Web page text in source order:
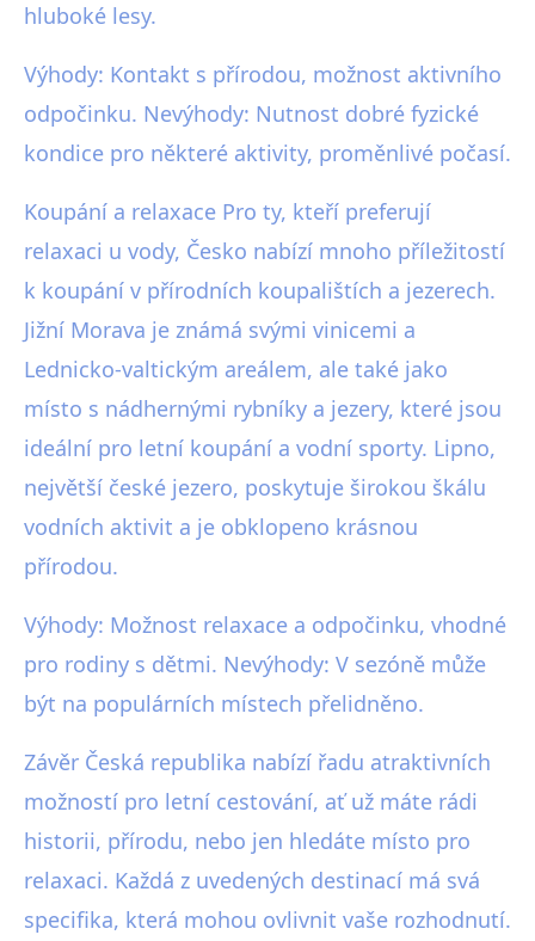
hluboké lesy.
Výhody: Kontakt s přírodou, možnost aktivního
odpočinku. Nevýhody: Nutnost dobré fyzické
kondice pro některé aktivity, proměnlivé počasí.
Koupání a relaxace Pro ty, kteří preferují
relaxaci u vody, Česko nabízí mnoho příležitostí
k koupání v přírodních koupalištích a jezerech.
Jižní Morava je známá svými vinicemi a
Lednicko-valtickým areálem, ale také jako
místo s nádhernými rybníky a jezery, které jsou
ideální pro letní koupání a vodní sporty. Lipno,
největší české jezero, poskytuje širokou škálu
vodních aktivit a je obklopeno krásnou
přírodou.
Výhody: Možnost relaxace a odpočinku, vhodné
pro rodiny s dětmi. Nevýhody: V sezóně může
být na populárních místech přelidněno.
Závěr Česká republika nabízí řadu atraktivních
možností pro letní cestování, ať už máte rádi
historii, přírodu, nebo jen hledáte místo pro
relaxaci. Každá z uvedených destinací má svá
specifika, která mohou ovlivnit vaše rozhodnutí.